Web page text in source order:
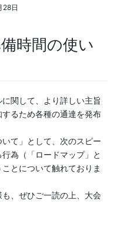
28日
時間の使い
関して、より詳しい主旨
るため各種の通達を発布
て」として、次のスピー
為（「ロードマップ」と
とについて触れておりま
、ぜひご一読の上、大会